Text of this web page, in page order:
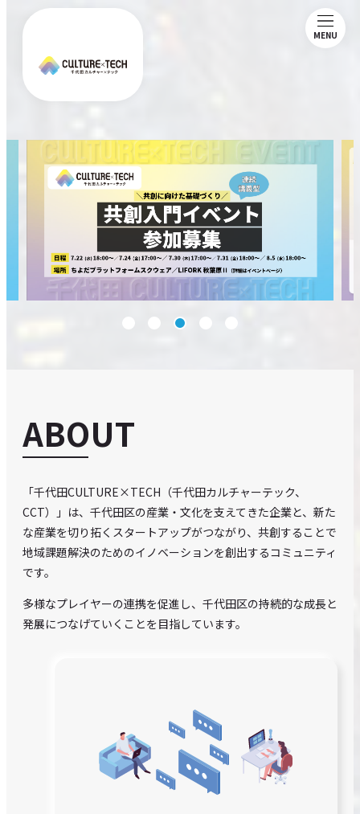
MENU
NEWS
MAGAZINE
MEMBERSHIP
ABOUT
「千代田CULTURE×TECH（千代田カルチャーテック、
CCT）」は、千代田区の産業・文化を支えてきた企業と、新た
な産業を切り拓くスタートアップがつながり、共創することで
地域課題解決のためのイノベーションを創出するコミュニティ
です。
多様なプレイヤーの連携を促進し、千代田区の持続的な成長と
発展につなげていくことを目指しています。